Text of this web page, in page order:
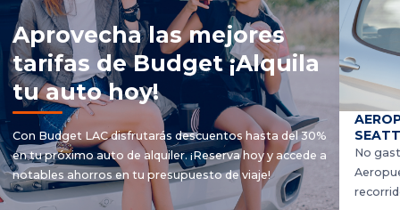
Aprovecha las mejores
tarifas de Budget ¡Alquila
tu auto hoy!
Con Budget LAC disfrutarás descuentos hasta del 30%
en tu próximo auto de alquiler. ¡Reserva hoy y accede a
notables ahorros en tu presupuesto de viaje!
No